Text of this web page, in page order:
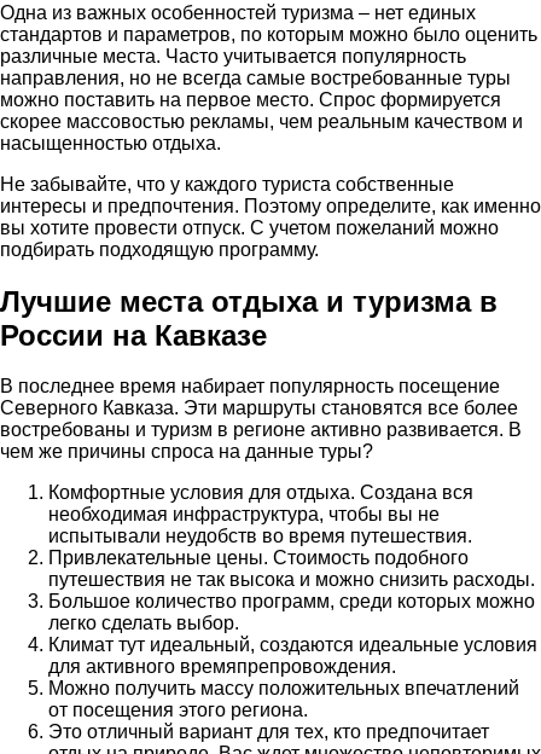
Одна из важных особенностей туризма – нет единых
стандартов и параметров, по которым можно было оценить
различные места. Часто учитывается популярность
направления, но не всегда самые востребованные туры
можно поставить на первое место. Спрос формируется
скорее массовостью рекламы, чем реальным качеством и
насыщенностью отдыха.
Не забывайте, что у каждого туриста собственные
интересы и предпочтения. Поэтому определите, как именно
вы хотите провести отпуск. С учетом пожеланий можно
подбирать подходящую программу.
Лучшие места отдыха и туризма в
России на Кавказе
В последнее время набирает популярность посещение
Северного Кавказа. Эти маршруты становятся все более
востребованы и туризм в регионе активно развивается. В
чем же причины спроса на данные туры?
Комфортные условия для отдыха. Создана вся
необходимая инфраструктура, чтобы вы не
испытывали неудобств во время путешествия.
Привлекательные цены. Стоимость подобного
путешествия не так высока и можно снизить расходы.
Большое количество программ, среди которых можно
легко сделать выбор.
Климат тут идеальный, создаются идеальные условия
для активного времяпрепровождения.
Можно получить массу положительных впечатлений
от посещения этого региона.
Это отличный вариант для тех, кто предпочитает